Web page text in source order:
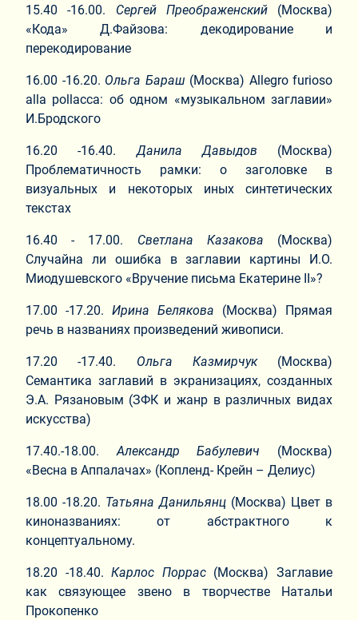
15.40 -16.00. Сергей Преображенский(Москва)
«Кода» Д.Файзова: декодирование и
перекодирование
16.00 -16.20. Ольга Бараш (Москва) Allegro furioso
alla pollacca: об одном «музыкальном заглавии»
И.Бродского
16.20 -16.40.Данила Давыдов (Москва)
Проблематичность рамки: о заголовке в
визуальных и некоторых иных синтетических
текстах
16.40 - 17.00. Светлана Казакова (Москва)
Случайна ли ошибка в заглавии картины И.О.
Миодушевского «Вручение письма Екатерине II»?
17.00 -17.20. Ирина Белякова (Москва) Прямая
речь в названиях произведений живописи.
17.20 -17.40. Ольга Казмирчук(Москва)
Семантика заглавий в экранизациях, созданных
Э.А. Рязановым (ЗФК и жанр в различных видах
искусства)
17.40.-18.00. Александр Бабулевич (Москва)
«Весна в Аппалачах» (Копленд- Крейн – Делиус)
18.00 -18.20. Татьяна Данильянц (Москва) Цвет в
киноназваниях: от абстрактного к
концептуальному.
18.20 -18.40.Карлос Поррас(Москва) Заглавие
как связующее звено в творчестве Натальи
Прокопенко